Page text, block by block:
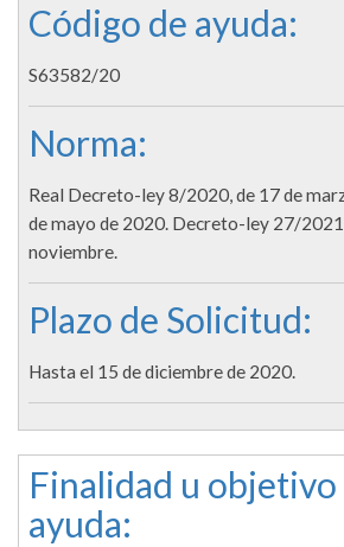
Código de ayuda:
S63582/20
Norma:
Real Decreto-ley 8/2020, de 17 de
de mayo de 2020. Decreto-ley 27/
noviembre.
Plazo de Solicitud:
Hasta el 15 de diciembre de 2020.
Finalidad u objetivo
ayuda: